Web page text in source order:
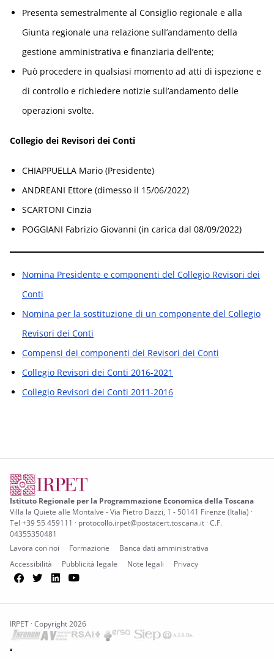
Presenta semestralmente al Consiglio regionale e alla
Giunta regionale una relazione sull’andamento della
gestione amministrativa e finanziaria dell’ente;
Può procedere in qualsiasi momento ad atti di ispezione e
di controllo e richiedere notizie sull’andamento delle
operazioni svolte.
Collegio dei Revisori dei Conti
CHIAPPUELLA Mario (Presidente)
ANDREANI Ettore (dimesso il 15/06/2022)
SCARTONI Cinzia
POGGIANI Fabrizio Giovanni (in carica dal 08/09/2022)
Nomina Presidente e componenti del Collegio Revisori dei
Conti
Nomina per la sostituzione di un componente del Collegio
Revisori dei Conti
Compensi dei componenti dei Revisori dei Conti
Collegio Revisori dei Conti 2016-2021
Collegio Revisori dei Conti 2011-2016
Istituto Regionale per la Programmazione Economica della Toscana
Villa la Quiete alle Montalve - Via Pietro Dazzi, 1 - 50141 Firenze (Italia) ·
Tel +39 55 459111 · protocollo.irpet@postacert.toscana.it · C.F.
04355350481
Lavora con noi
Formazione
Banca dati amministrativa
Accessibilità
Pubblicità legale Note legali Privacy
Facebook
TwitterLinkedIn
IRPET · Copyright 2026